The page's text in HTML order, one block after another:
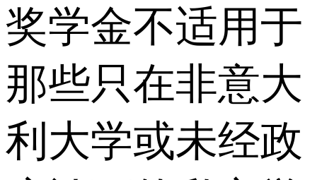
奖学金不适用于
那些只在非意大
利大学或未经政